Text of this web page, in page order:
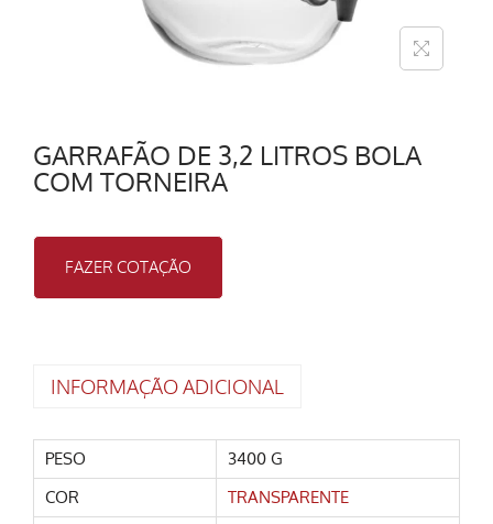
GARRAFÃO DE 3,2 LITROS BOLA
COM TORNEIRA
FAZER COTAÇÃO
INFORMAÇÃO ADICIONAL
PESO
3400 G
COR
TRANSPARENTE